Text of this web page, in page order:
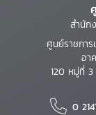
สำนัก
ศูนย์ราชกา
อา
120 หมู่ที่
0